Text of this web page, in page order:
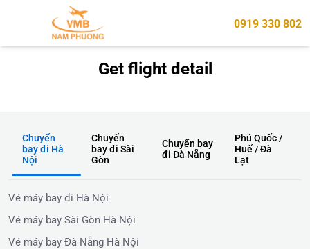
0919 330 802
Get flight detail
Chuyến
bay đi Hà
Nội
Chuyến
bay đi Sài
Gòn
Chuyến bay
đi Đà Nẵng
Phú Quốc /
Huế / Đà
Lạt
Vé máy bay đi Hà Nội
Vé máy bay Sài Gòn Hà Nội
Vé máy bay Đà Nẵng Hà Nội